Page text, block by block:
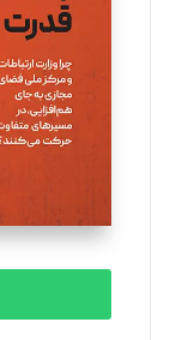
تحریریه
ملینا
تحریریه
تحریریه
بابک